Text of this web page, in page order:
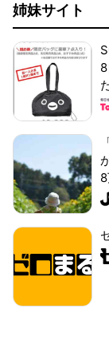
姉妹サイト